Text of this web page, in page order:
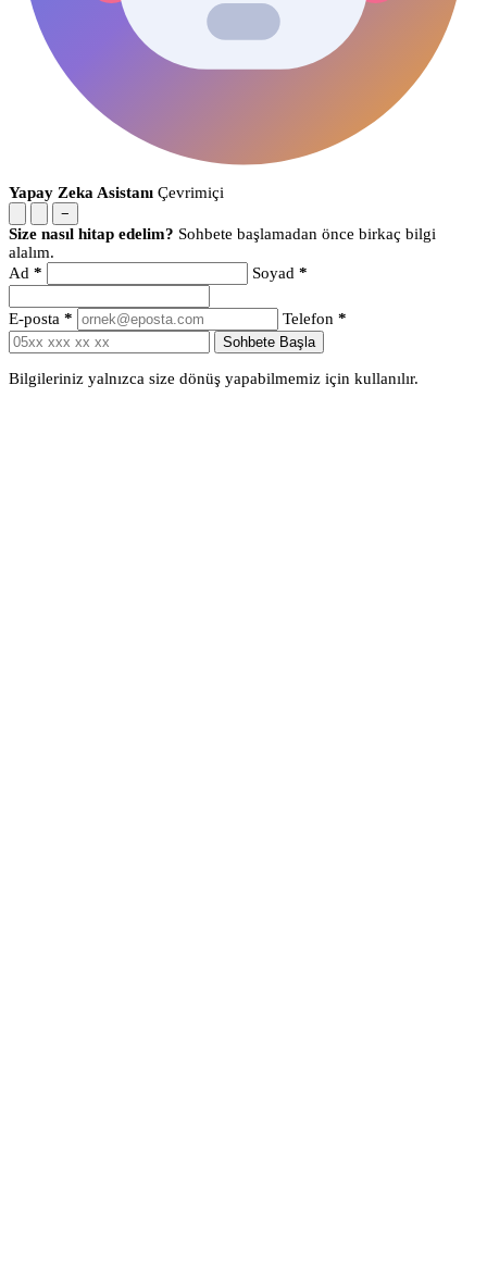
Yapay Zeka Asistanı Çevrimiçi
−
Size nasıl hitap edelim? Sohbete başlamadan önce birkaç bilgi
alalım.
Ad * Soyad *
E-posta * Telefon *
Sohbete Başla
Bilgileriniz yalnızca size dönüş yapabilmemiz için kullanılır.